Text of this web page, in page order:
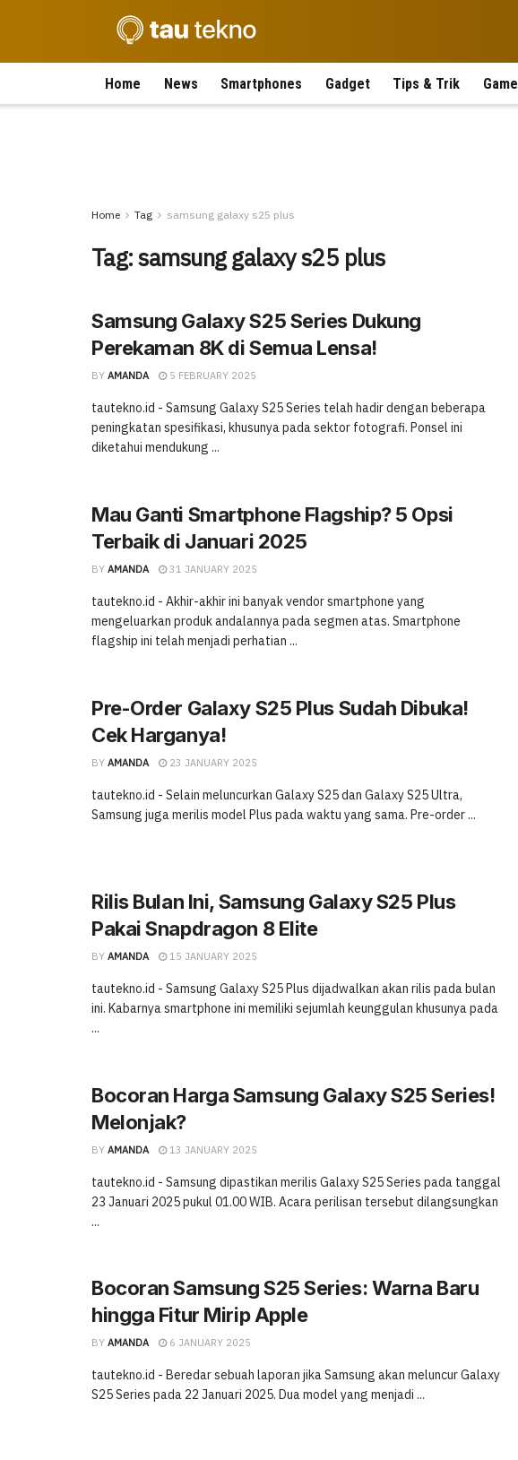
Home News Smartphones Gadget Tips & Trik Game
Home Tag samsung galaxy s25 plus
Tag:samsung galaxy s25 plus
Samsung Galaxy S25 Series Dukung
Perekaman 8K di Semua Lensa!
BY AMANDA 5 FEBRUARY 2025
tautekno.id - Samsung Galaxy S25 Series telah hadir dengan beberapa
peningkatan spesifikasi, khusunya pada sektor fotografi. Ponsel ini
diketahui mendukung ...
Mau Ganti Smartphone Flagship? 5 Opsi
Terbaik di Januari 2025
BY AMANDA 31 JANUARY 2025
tautekno.id - Akhir-akhir ini banyak vendor smartphone yang
mengeluarkan produk andalannya pada segmen atas. Smartphone
flagship ini telah menjadi perhatian ...
Pre-Order Galaxy S25 Plus Sudah Dibuka!
Cek Harganya!
BY AMANDA 23 JANUARY 2025
tautekno.id - Selain meluncurkan Galaxy S25 dan Galaxy S25 Ultra,
Samsung juga merilis model Plus pada waktu yang sama. Pre-order ...
Rilis Bulan Ini, Samsung Galaxy S25 Plus
Pakai Snapdragon 8 Elite
BY AMANDA 15 JANUARY 2025
tautekno.id - Samsung Galaxy S25 Plus dijadwalkan akan rilis pada bulan
ini. Kabarnya smartphone ini memiliki sejumlah keunggulan khusunya pada
...
Bocoran Harga Samsung Galaxy S25 Series!
Melonjak?
BY AMANDA 13 JANUARY 2025
tautekno.id - Samsung dipastikan merilis Galaxy S25 Series pada tanggal
23 Januari 2025 pukul 01.00 WIB. Acara perilisan tersebut dilangsungkan
...
Bocoran Samsung S25 Series: Warna Baru
hingga Fitur Mirip Apple
BY AMANDA 6 JANUARY 2025
tautekno.id - Beredar sebuah laporan jika Samsung akan meluncur Galaxy
S25 Series pada 22 Januari 2025. Dua model yang menjadi ...